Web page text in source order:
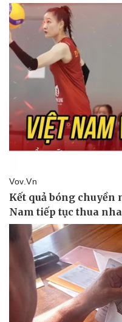
Thể thao
Lịch thi đấu bóng đá
Thế giới thể thao
eSports
Hậu trường